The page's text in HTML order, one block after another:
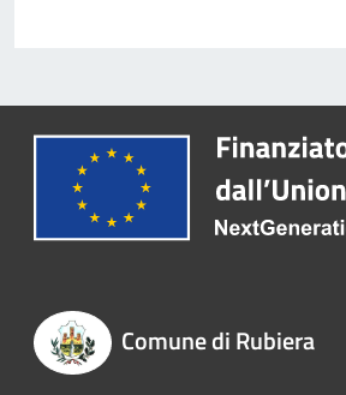
Comune di Rubiera